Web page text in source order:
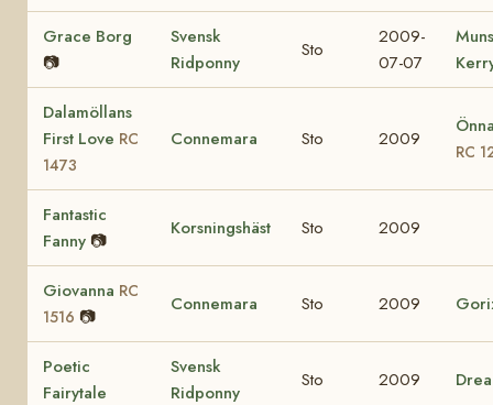
Grace Borg
📷
Svensk
Ridponny
Sto
2009-
07-07
Dalamöllans
First Love RC
1473
Connemara Sto 2009
RC
Fantastic
Fanny 📷
Korsningshäst Sto 2009
Giovanna RC
1516 📷
Connemara Sto 2009
Poetic
Fairytale
Svensk
Ridponny
Sto 2009